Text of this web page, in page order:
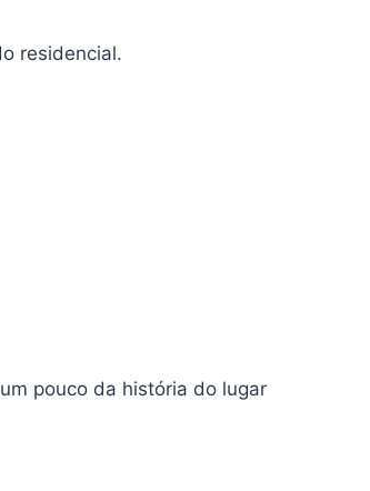
residencial.
pouco da história do lugar